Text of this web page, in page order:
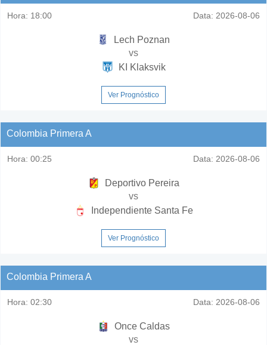
Hora: 18:00 Data: 2026-08-06
Lech Poznan
vs
KI Klaksvik
Ver Prognóstico
Colombia Primera A
Hora: 00:25 Data: 2026-08-06
Deportivo Pereira
vs
Independiente Santa Fe
Ver Prognóstico
Colombia Primera A
Hora: 02:30 Data: 2026-08-06
Once Caldas
vs